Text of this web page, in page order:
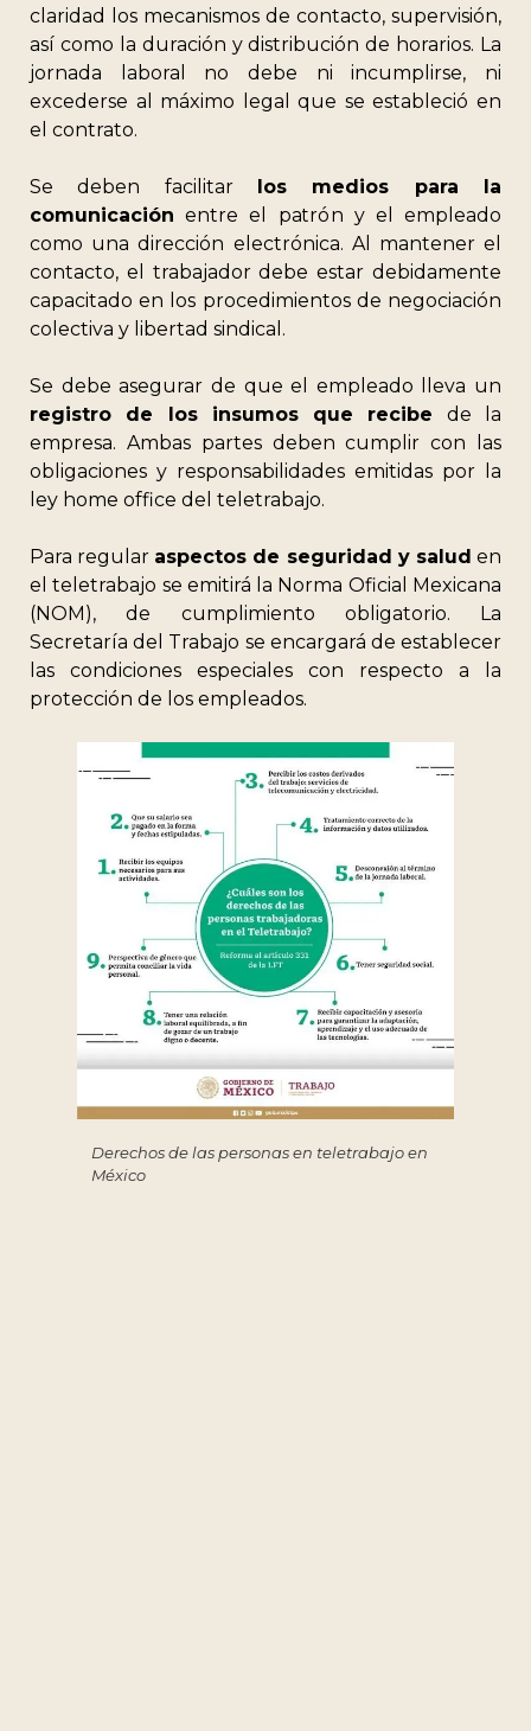
claridad
los mecanismos de contacto, supervisión,
así como la duración y distribución de horarios. La
jornada laboral no debe ni incumplirse, ni
excederse al máximo legal que se estableció en
el contrato.
Se deben facilitar
los medios para la
comunicación entre el patrón y el empleado
como una dirección electrónica. Al mantener el
contacto, el trabajador debe estar debidamente
capacitado en los procedimientos de negociación
colectiva y libertad sindical.
Se debe asegurar de que el empleado lleva un
registro de los insumos que recibe de la
empresa. Ambas partes deben cumplir con las
obligaciones y responsabilidades emitidas por la
ley home office del teletrabajo.
Para regular aspectos de seguridad y salud en
el teletrabajo se emitirá la Norma Oficial Mexicana
(NOM), de cumplimiento obligatorio. La
Secretaría del Trabajo se encargará de establecer
las condiciones especiales con respecto a la
protección de los empleados.
Derechos de las personas en teletrabajo en
México